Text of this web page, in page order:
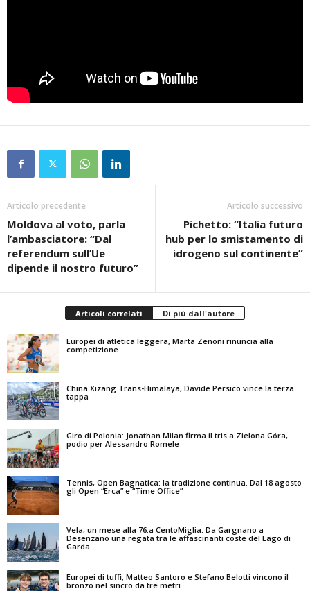
Articolo precedente
Moldova al voto, parla
l’ambasciatore: “Dal
referendum sull’Ue
dipende il nostro futuro”
Articolo successivo
Pichetto: “Italia futuro
hub per lo smistamento di
idrogeno sul continente”
Articoli correlati Di più dall'autore
Europei di atletica leggera, Marta Zenoni rinuncia alla
competizione
China Xizang Trans-Himalaya, Davide Persico vince la terza
tappa
Giro di Polonia: Jonathan Milan firma il tris a Zielona Góra,
podio per Alessandro Romele
Tennis, Open Bagnatica: la tradizione continua. Dal 18 agosto
gli Open “Erca” e “Time Office”
Vela, un mese alla 76.a CentoMiglia. Da Gargnano a
Desenzano una regata tra le affascinanti coste del Lago di
Garda
Europei di tuffi, Matteo Santoro e Stefano Belotti vincono il
bronzo nel sincro da tre metri